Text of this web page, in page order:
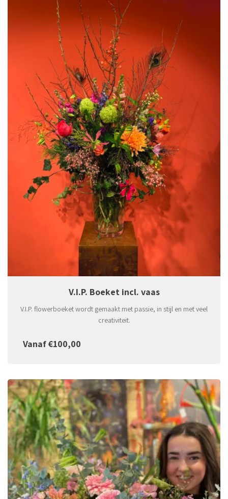
V.I.P. Boeket incl. vaas
V.I.P. flowerboeket wordt gemaakt met passie, in stijl en met veel
creativiteit.
Vanaf €100,00